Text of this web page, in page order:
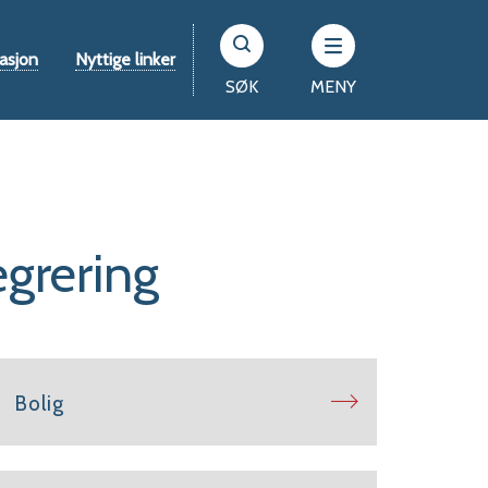
Nyttige linker
SØK
MENY
Bolig